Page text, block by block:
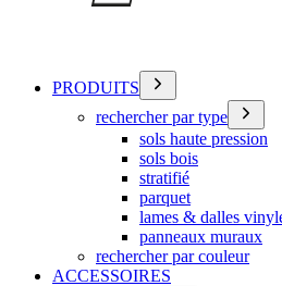
PRODUITS
rechercher par type
sols haute pression
sols bois
stratifié
parquet
lames & dalles
panneaux muraux
rechercher par couleur
ACCESSOIRES